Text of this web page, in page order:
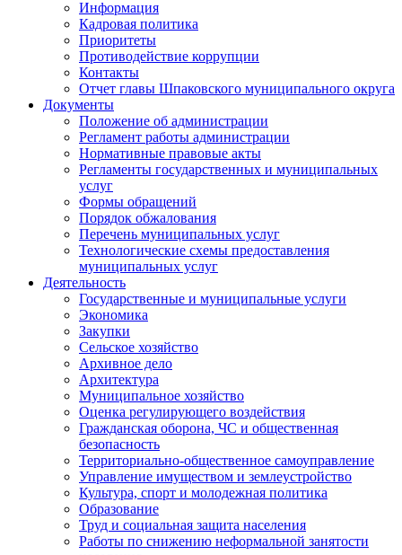
Информация
Кадровая политика
Приоритеты
Противодействие коррупции
Контакты
Отчет главы Шпаковского муниципального округа
Документы
Положение об администрации
Регламент работы администрации
Нормативные правовые акты
Регламенты государственных и муниципальных
услуг
Формы обращений
Порядок обжалования
Перечень муниципальных услуг
Технологические схемы предоставления
муниципальных услуг
Деятельность
Государственные и муниципальные услуги
Экономика
Закупки
Сельское хозяйство
Архивное дело
Архитектура
Муниципальное хозяйство
Оценка регулирующего воздействия
Гражданская оборона, ЧС и общественная
безопасность
Территориально-общественное самоуправление
Управление имуществом и землеустройство
Культура, спорт и молодежная политика
Образование
Труд и социальная защита населения
Работы по снижению неформальной занятости